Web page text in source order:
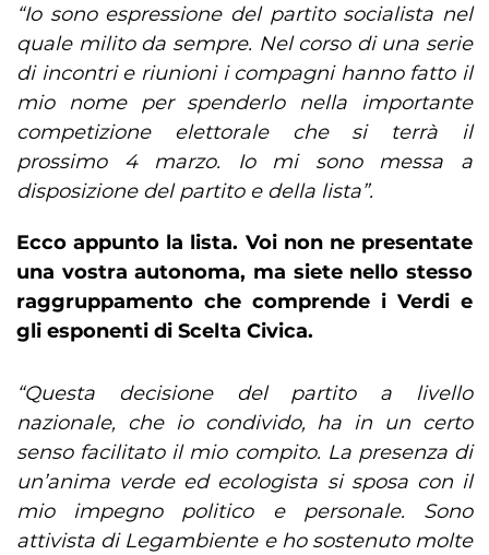
“Io sono espressione del partito socialista nel
quale milito da sempre. Nel corso di una serie
di incontri e riunioni i compagni hanno fatto il
mio nome per spenderlo nella importante
competizione elettorale che si terrà il
prossimo 4 marzo. Io mi sono messa a
disposizione del partito e della lista”.
Ecco appunto la lista. Voi non ne presentate
una vostra autonoma, ma siete nello stesso
raggruppamento che comprende i Verdi e
gli esponenti di Scelta Civica.
“Questa decisione del partito a livello
nazionale, che io condivido, ha in un certo
senso facilitato il mio compito. La presenza di
un’anima verde ed ecologista si sposa con il
mio impegno politico e personale. Sono
attivista di Legambiente e ho sostenuto molte